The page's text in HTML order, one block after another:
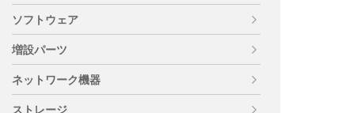
ソフトウェア
増設パーツ
ネットワーク機器
ストレージ